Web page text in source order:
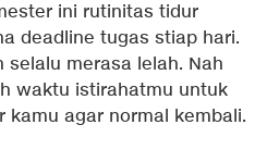
ini rutinitas tidur
deadline tugas stiap hari.
selalu merasa lelah. Nah
waktu istirahatmu untuk
kamu agar normal kembali.